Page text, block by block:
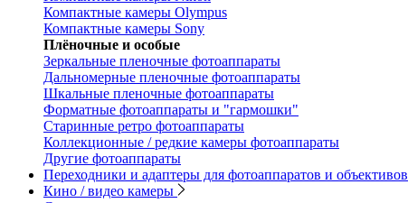
Компактные камеры Olympus
Компактные камеры Sony
Плёночные и особые
Зеркальные пленочные фотоаппараты
Дальномерные пленочные фотоаппараты
Шкальные пленочные фотоаппараты
Форматные фотоаппараты и "гармошки"
Старинные ретро фотоаппараты
Коллекционные / редкие камеры фотоаппараты
Другие фотоаппараты
Переходники и адаптеры для фотоаппаратов и объективов
Кино / видео камеры